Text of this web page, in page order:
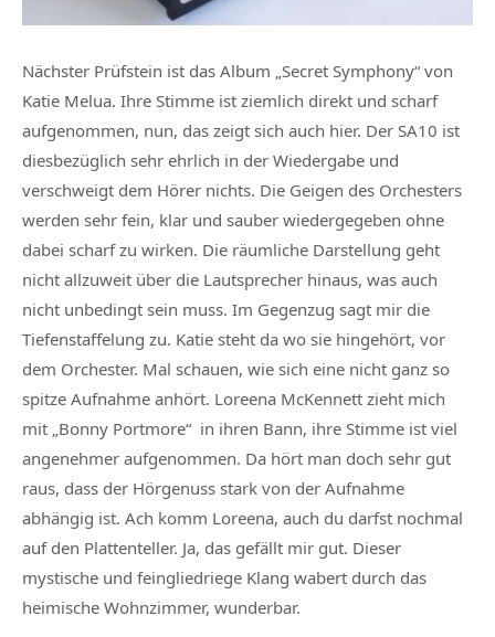
Nächster Prüfstein ist das Album „Secret Symphony“ von
Katie Melua. Ihre Stimme ist ziemlich direkt und scharf
aufgenommen, nun, das zeigt sich auch hier. Der SA10 ist
diesbezüglich sehr ehrlich in der Wiedergabe und
verschweigt dem Hörer nichts. Die Geigen des Orchesters
werden sehr fein, klar und sauber wiedergegeben ohne
dabei scharf zu wirken. Die räumliche Darstellung geht
nicht allzuweit über die Lautsprecher hinaus, was auch
nicht unbedingt sein muss. Im Gegenzug sagt mir die
Tiefenstaffelung zu. Katie steht da wo sie hingehört, vor
dem Orchester. Mal schauen, wie sich eine nicht ganz so
spitze Aufnahme anhört. Loreena McKennett zieht mich
mit „Bonny Portmore“ in ihren Bann, ihre Stimme ist viel
angenehmer aufgenommen. Da hört man doch sehr gut
raus, dass der Hörgenuss stark von der Aufnahme
abhängig ist. Ach komm Loreena, auch du darfst nochmal
auf den Plattenteller. Ja, das gefällt mir gut. Dieser
mystische und feingliedriege Klang wabert durch das
heimische Wohnzimmer, wunderbar.